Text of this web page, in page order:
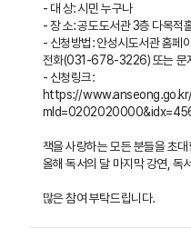
- 대 상: 시민 누구나
- 장 소: 공도도서관 3층 다목적
- 신청방법: 안성시도서관 홈페
전화(031-678-3226) 또는 문
- 신청링크:
https://
책을 사랑하는 모든 분들을 초
올해 독서의 달 마지막 강연, 독
많은 참여 부탁드립니다.